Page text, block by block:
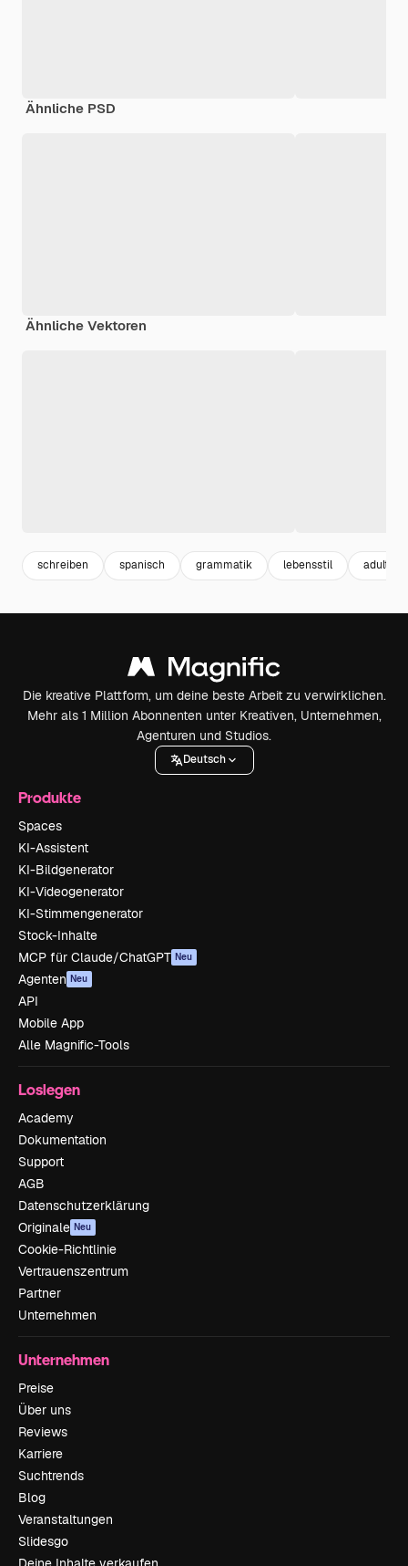
Ähnliche PSD
Ähnliche Vektoren
schreiben spanisch grammatik lebensstil adult
Die kreative Plattform, um deine beste Arbeit zu verwirklichen.
Mehr als 1 Million Abonnenten unter Kreativen, Unternehmen,
Agenturen und Studios.
Deutsch
Produkte
Spaces
KI-Assistent
KI-Bildgenerator
KI-Videogenerator
KI-Stimmengenerator
Stock-Inhalte
MCP für Claude/ChatGPT Neu
Agenten Neu
API
Mobile App
Alle Magnific-Tools
Loslegen
Academy
Dokumentation
Support
AGB
Datenschutzerklärung
Originale Neu
Cookie-Richtlinie
Vertrauenszentrum
Partner
Unternehmen
Unternehmen
Preise
Über uns
Reviews
Karriere
Suchtrends
Blog
Veranstaltungen
Slidesgo